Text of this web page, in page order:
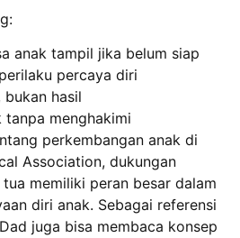
anak tampil jika belum siap
percaya diri
bukan hasil
tanpa menghakimi
perkembangan anak di
Association, dukungan
memiliki peran besar dalam
diri anak. Sebagai referensi
juga bisa membaca konsep